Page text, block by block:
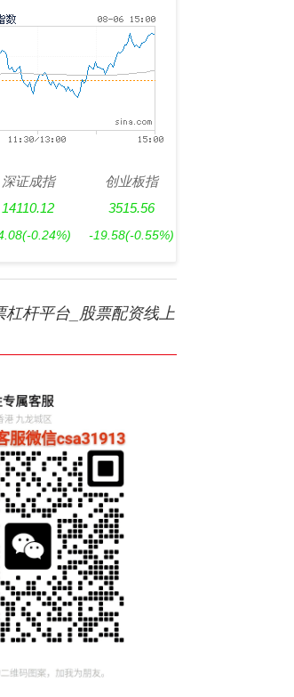
深证成指
14110.12
(-0.24%)
创业板指
3515.56
-19.58(-0.55%)
杠杆平台_股票配资线上